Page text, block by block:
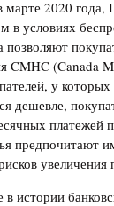
марте 2020
в условиях
позволяют
CMHC (Canada
у
дешевле,
платежей
предпочитают
истории